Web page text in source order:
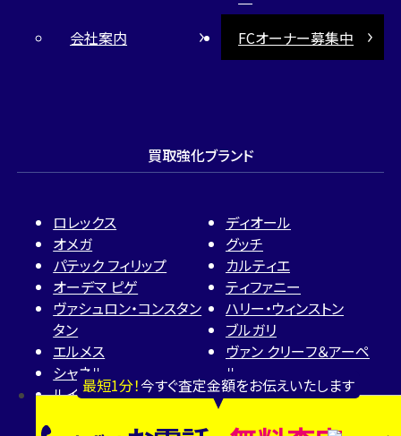
最短1分！今すぐ査定金額をお伝えいたします
会社案内
FCオーナー募集中
買取強化ブランド
ロレックス
オメガ
パテック フィリップ
オーデマ ピゲ
ヴァシュロン・コンスタン
タン
エルメス
シャネル
ルイ・ヴィトン
ディオール
グッチ
カルティエ
ティファニー
ハリー・ウィンストン
ブルガリ
ヴァン クリーフ＆アーペ
ル